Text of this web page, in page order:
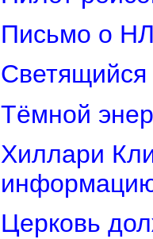
Письмо о
Светящийся
Тёмной
Хиллари
Церковь